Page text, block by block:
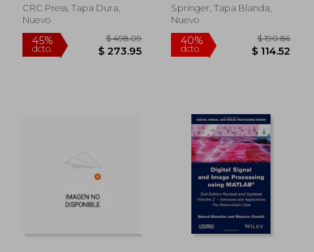
$ 241.94
(en Inglés)
CRC Press, Tapa Dura,
Nuevo
Springer, Tapa Blanda,
Nuevo